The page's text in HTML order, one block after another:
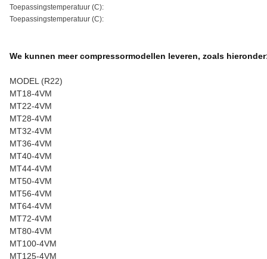
Toepassingstemperatuur (C):
Toepassingstemperatuur (C):
We kunnen meer compressormodellen leveren, zoals
MODEL (R22)
MT18-4VM
MT22-4VM
MT28-4VM
MT32-4VM
MT36-4VM
MT40-4VM
MT44-4VM
MT50-4VM
MT56-4VM
MT64-4VM
MT72-4VM
MT80-4VM
MT100-4VM
MT125-4VM